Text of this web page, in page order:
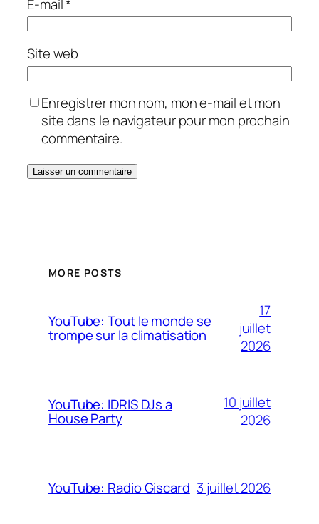
E-mail*
Site web
Enregistrer mon nom, mon e-mail et mon
site dans le navigateur pour mon prochain
commentaire.
MORE POSTS
YouTube: Tout le monde se
trompe sur la climatisation
17
juillet
2026
YouTube: IDRIS DJs a
House Party
10 juillet
2026
YouTube: Radio Giscard 3 juillet 2026